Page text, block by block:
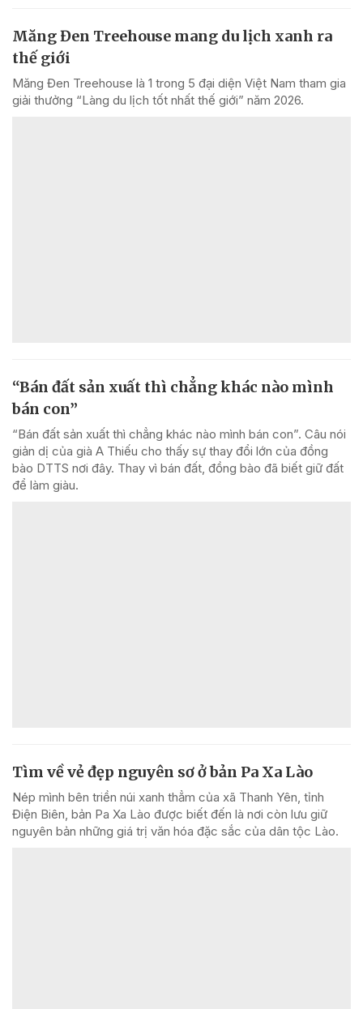
Măng Đen Treehouse mang du lịch xanh ra
thế giới
Măng Đen Treehouse là 1 trong 5 đại diện Việt Nam tham gia
giải thưởng “Làng du lịch tốt nhất thế giới” năm 2026.
“Bán đất sản xuất thì chẳng khác nào mình
bán con”
“Bán đất sản xuất thì chẳng khác nào mình bán con”. Câu nói
giản dị của già A Thiếu cho thấy sự thay đổi lớn của đồng
bào DTTS nơi đây. Thay vì bán đất, đồng bào đã biết giữ đất
để làm giàu.
Tìm về vẻ đẹp nguyên sơ ở bản Pa Xa Lào
Nép mình bên triền núi xanh thẳm của xã Thanh Yên, tỉnh
Điện Biên, bản Pa Xa Lào được biết đến là nơi còn lưu giữ
nguyên bản những giá trị văn hóa đặc sắc của dân tộc Lào.